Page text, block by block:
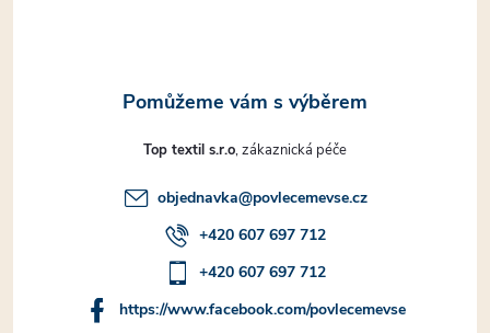
Top textil s.r.o
objednavka@povlecemevse.cz
+420 607 697 712
+420 607 697 712
https://www.facebook.com/povlecemevse